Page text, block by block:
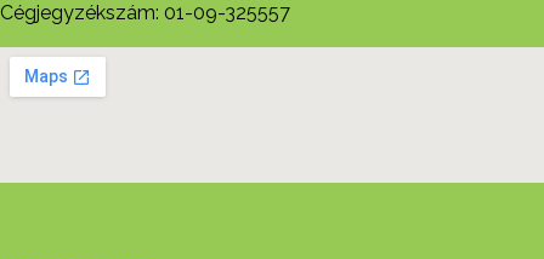
Cégjegyzékszám: 01-09-325557